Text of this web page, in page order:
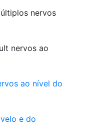
nervos
nervos ao
ao nível do
e do